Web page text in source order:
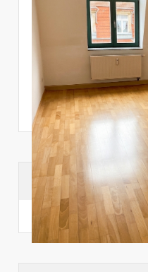
Suchhistorie
noch nichts angesehen